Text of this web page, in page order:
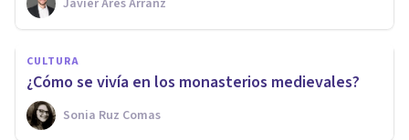
CULTURA
¿Cómo se vivía en los monasterios medievales?
Sonia Ruz Comas